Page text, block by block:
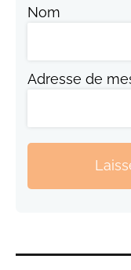
Nom
Adresse de